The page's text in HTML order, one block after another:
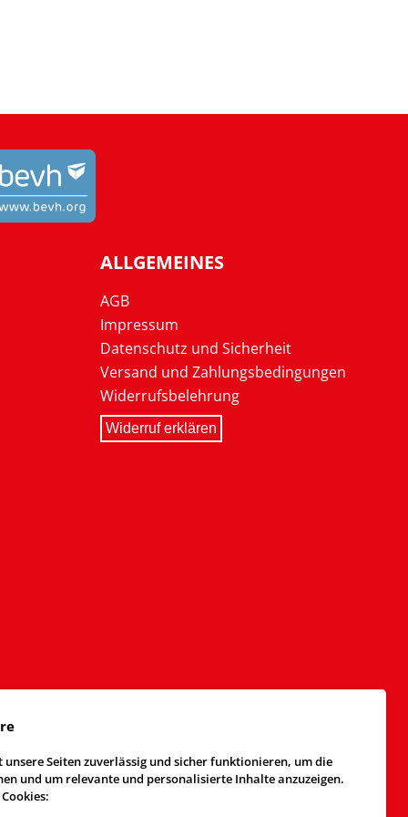
ALLGEMEINES
AGB
Impressum
Datenschutz und Sicherheit
Versand und Zahlungsbedingungen
Widerrufsbelehrung
Widerruf erklären
Seiten zuverlässig und sicher funktionieren, um die
und um relevante und personalisierte Inhalte anzuzeigen.